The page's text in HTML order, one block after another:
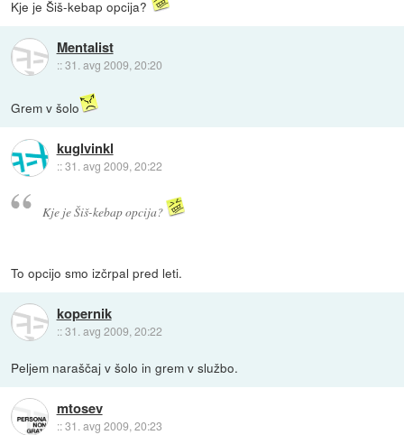
Kje je Šiš-kebap opcija?
Mentalist
::31. avg 2009, 20:20
Grem v šolo
kuglvinkl
::31. avg 2009, 20:22
Kje je Šiš-kebap opcija?
To opcijo smo izčrpal pred leti.
kopernik
::31. avg 2009, 20:22
Peljem naraščaj v šolo in grem v službo.
mtosev
::31. avg 2009, 20:23